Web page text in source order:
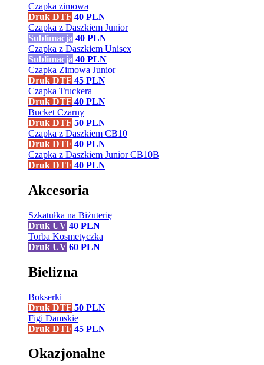
Czapka zimowa
Druk DTF 40 PLN
Czapka z Daszkiem Junior
Sublimacja 40 PLN
Czapka z Daszkiem Unisex
Sublimacja 40 PLN
Czapka Zimowa Junior
Druk DTF 45 PLN
Czapka Truckera
Druk DTF 40 PLN
Bucket Czarny
Druk DTF 50 PLN
Czapka z Daszkiem CB10
Druk DTF 40 PLN
Czapka z Daszkiem Junior CB10B
Druk DTF 40 PLN
Akcesoria
Szkatułka na Biżuterię
Druk UV 40 PLN
Torba Kosmetyczka
Druk UV 60 PLN
Bielizna
Bokserki
Druk DTF 50 PLN
Figi Damskie
Druk DTF 45 PLN
Okazjonalne